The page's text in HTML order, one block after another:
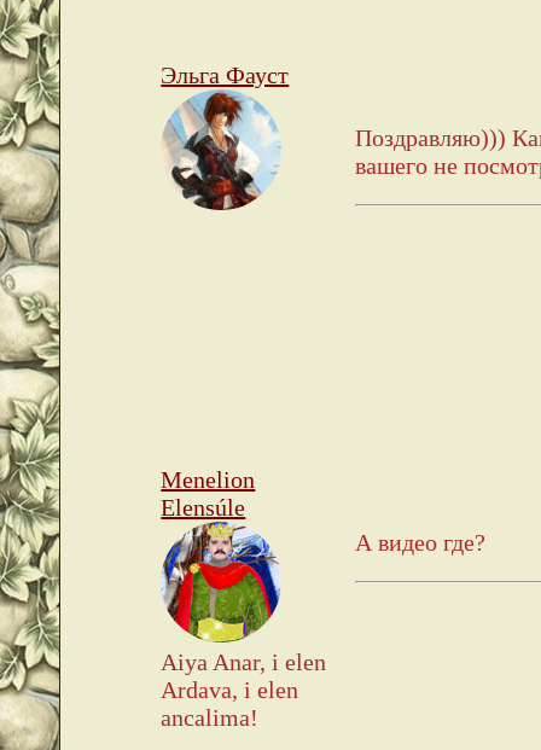
Эльга Фауст
Поздравляю)))
вашего не
Menelion
Elensúle
Aiya Anar, i elen
Ardava, i elen
ancalima!
А видео где?